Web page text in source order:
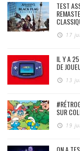
TEST
17
IL Y A
DE
13
SUR
19